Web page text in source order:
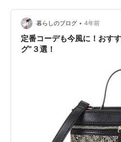
暮らしのブログ • 4年前
定番コーデも今風に！おす
グ”３選！